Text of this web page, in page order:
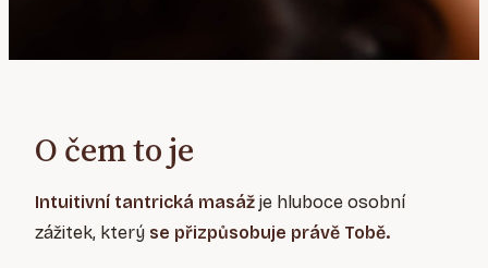
O čem to je
Intuitivní tantrická masáž je hluboce osobní
zážitek, který se přizpůsobuje právě Tobě.